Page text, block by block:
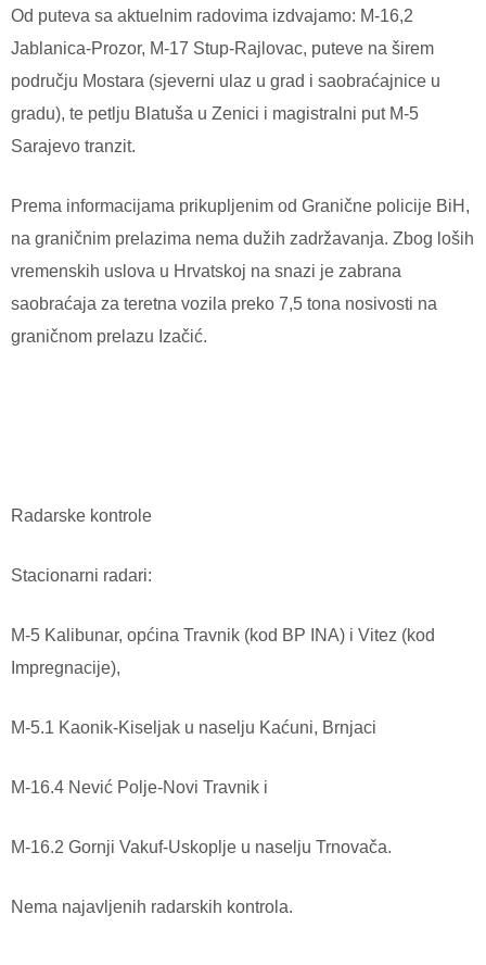
Od puteva sa aktuelnim radovima izdvajamo: M-16,2
Jablanica-Prozor, M-17 Stup-Rajlovac, puteve na širem
području Mostara (sjeverni ulaz u grad i saobraćajnice u
gradu), te petlju Blatuša u Zenici i magistralni put M-5
Sarajevo tranzit.
Prema informacijama prikupljenim od Granične policije BiH,
na graničnim prelazima nema dužih zadržavanja. Zbog loših
vremenskih uslova u Hrvatskoj na snazi je zabrana
saobraćaja za teretna vozila preko 7,5 tona nosivosti na
graničnom prelazu Izačić.
Radarske kontrole
Stacionarni radari:
M-5 Kalibunar, općina Travnik (kod BP INA) i Vitez (kod
Impregnacije),
M-5.1 Kaonik-Kiseljak u naselju Kaćuni, Brnjaci
M-16.4 Nević Polje-Novi Travnik i
M-16.2 Gornji Vakuf-Uskoplje u naselju Trnovača.
Nema najavljenih radarskih kontrola.